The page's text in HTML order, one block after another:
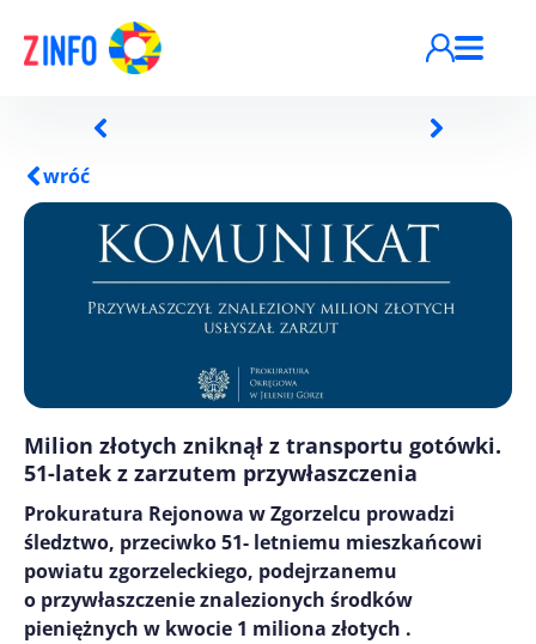
wróć
Milion złotych zniknął z transportu gotówki.
51-latek z zarzutem przywłaszczenia
Prokuratura Rejonowa w Zgorzelcu prowadzi
śledztwo, przeciwko 51- letniemu mieszkańcowi
powiatu zgorzeleckiego, podejrzanemu
o przywłaszczenie znalezionych środków
pieniężnych w kwocie 1 miliona złotych .